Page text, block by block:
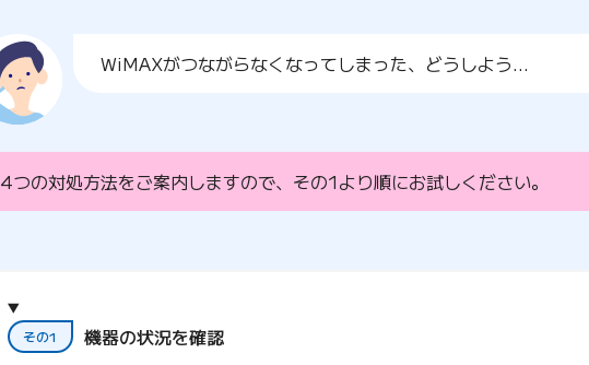
WiMAXがつながらなくなってしまった、どうしよう…
4つの対処方法をご案内しますので、その1より順にお試しください。
その1 機器の状況を確認